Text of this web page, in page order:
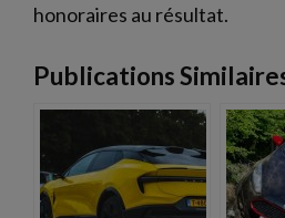
honoraires au résultat.
Publications